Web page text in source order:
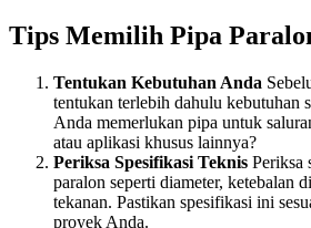
Tips Memilih Pipa
Tentukan Kebutuhan Anda
tentukan terlebih dahulu kebutuhan
Anda memerlukan pipa untuk
atau aplikasi khusus lainnya?
Periksa Spesifikasi Teknis Periksa
paralon seperti diameter, ketebalan
tekanan. Pastikan spesifikasi ini
proyek Anda.